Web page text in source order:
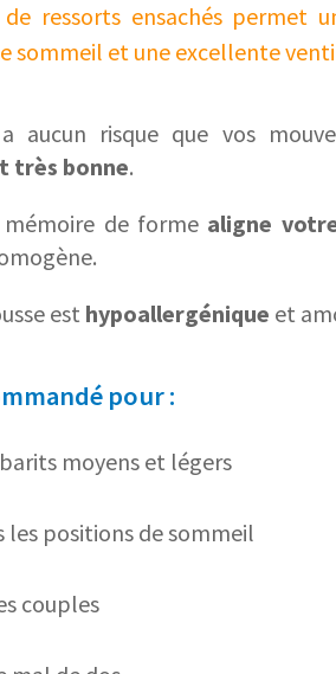
de ressorts ensachés permet
sommeil et une excellente
aucun risque que vos
très bonne.
mémoire de forme aligne
est hypoallergénique et
pour :
moyens et légers
les positions de sommeil
couples